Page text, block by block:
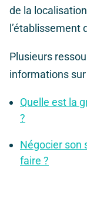
de la
l’établissement
Plusieurs
informations
Quelle est la
?
Négocier son
faire ?